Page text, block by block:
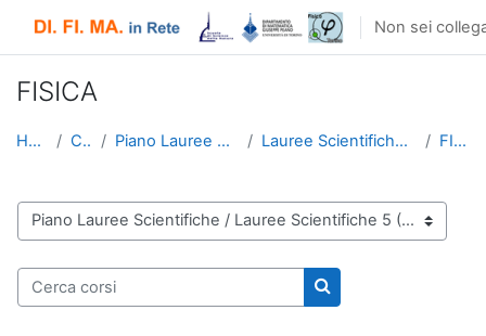
Non sei
FISICA
Home Corsi Piano Lauree Scientifiche Lauree Scientifiche 5 (2013-14) FISICA
Categorie di corso
Cerca corsi
Cerca corsi